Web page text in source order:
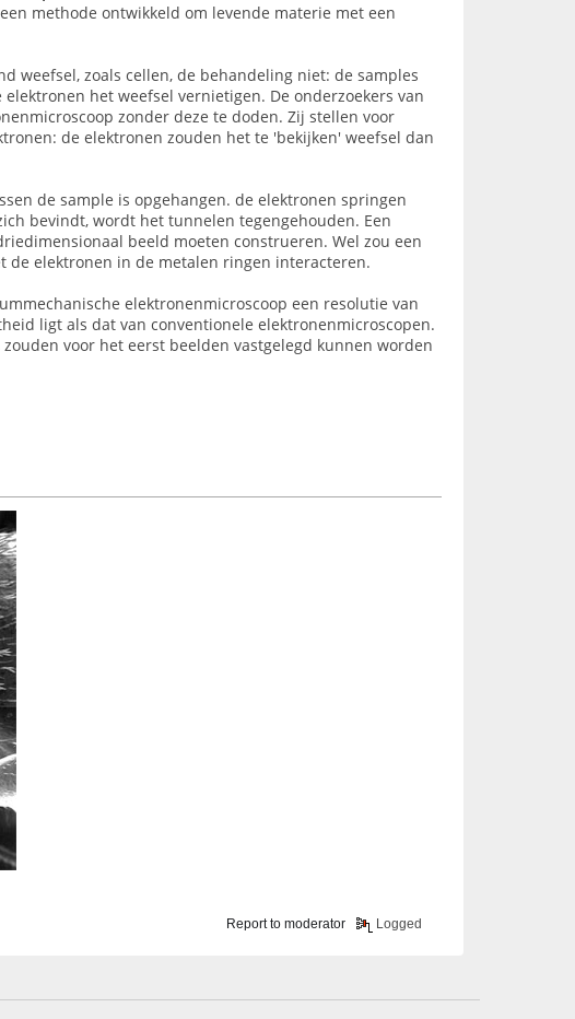
methode ontwikkeld om levende materie met een
weefsel, zoals cellen, de behandeling niet: de samples
het weefsel vernietigen. De onderzoekers van
zonder deze te doden. Zij stellen voor
de elektronen zouden het te 'bekijken' weefsel dan
de sample is opgehangen. de elektronen springen
bevindt, wordt het tunnelen tegengehouden. Een
beeld moeten construeren. Wel zou een
de elektronen in de metalen ringen interacteren.
elektronenmicroscoop een resolutie van
ligt als dat van conventionele elektronenmicroscopen.
voor het eerst beelden vastgelegd kunnen worden
Report to moderator Logged